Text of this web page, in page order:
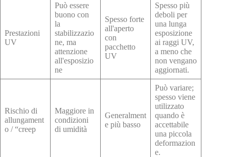
Prestazioni
UV
Può essere
buono con
la
stabilizzazio
ne, ma
attenzione
all'esposizio
ne
Spesso forte
all'aperto
con
pacchetto
UV
Spesso più
deboli per
una lunga
esposizione
ai raggi UV,
a meno che
non vengano
aggiornati.
Rischio di
allungament
o / “creep
Maggiore in
condizioni
di umidità
Generalment
e più basso
Può variare;
spesso viene
utilizzato
quando è
accettabile
una piccola
deformazion
e.